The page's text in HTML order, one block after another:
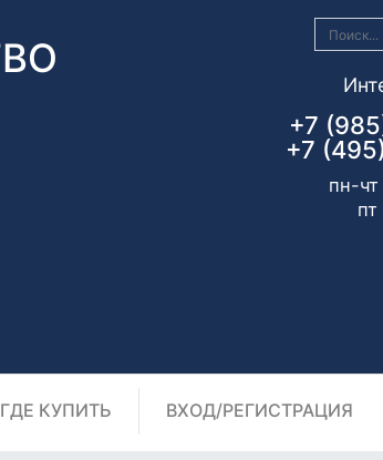
+7
+7
пн-чт
ГДЕ КУПИТЬ ВХОД/РЕГИСТРАЦИЯ